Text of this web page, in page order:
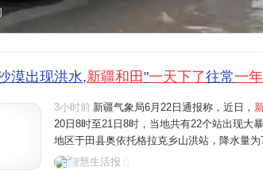
漠出现洪水,新疆和田 "一天下了往常一
3小时前 新疆气象局6月22日通报称，近日，
20日8时至21日8时，当地共有22个站出现大
地区于田县奥依托格拉克乡山洪站，降水量
20时至20日20时的单日降水量为64.7毫米，
智慧生活报